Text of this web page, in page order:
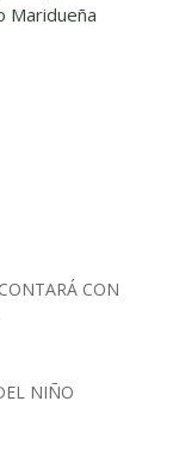
Maridueña
CON
NIÑO